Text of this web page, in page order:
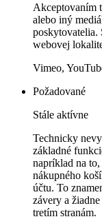
Akceptovaním
alebo iný
poskytovatelia.
webovej
Vimeo,
Požadované
Stále aktívne
Technicky
základné
napríklad na
nákupného
účtu. To
závery a
tretím stranám.